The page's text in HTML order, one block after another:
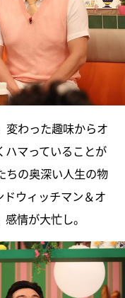
変わった趣味からオ
ハマっていることが
ちの奥深い人生の物
ウィッチマン＆オ
情が大忙し。